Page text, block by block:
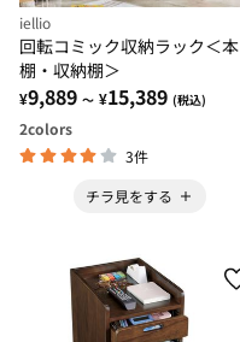
iellio
回転コミック収納ラック＜本
棚・収納棚＞
¥9,889 ～ ¥15,389 (税込)
2colors
3件
チラ見をする